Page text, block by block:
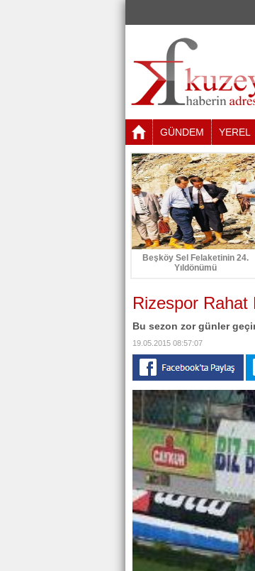
GÜNDEM YEREL
Beşköy Sel Felaketinin 24.
Yıldönümü
Rizespor Rahat
Bu sezon zor günler
19.05.2015 08:57:07